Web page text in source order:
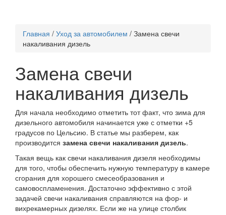
Главная / Уход за автомобилем / Замена свечи
накаливания дизель
Замена свечи
накаливания дизель
Для начала необходимо отметить тот факт, что зима для
дизельного автомобиля начинается уже с отметки +5
градусов по Цельсию. В статье мы разберем, как
производится замена свечи накаливания дизель.
Такая вещь как свечи накаливания дизеля необходимы
для того, чтобы обеспечить нужную температуру в камере
сгорания для хорошего смесеобразования и
самовоспламенения. Достаточно эффективно с этой
задачей свечи накаливания справляются на фор- и
вихрекамерных дизелях. Если же на улице столбик